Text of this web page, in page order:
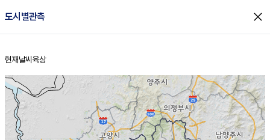
도시별관측 close
홈
현재날씨 육상